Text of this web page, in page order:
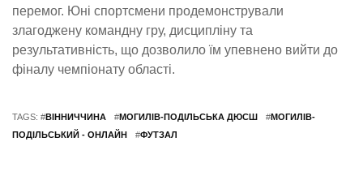
перемог. Юні спортсмени продемонстрували
злагоджену командну гру, дисципліну та
результативність, що дозволило їм упевнено вийти до
фіналу чемпіонату області.
TAGS: #ВІННИЧЧИНА #МОГИЛІВ-ПОДІЛЬСЬКА ДЮСШ #МОГИЛІВ-
ПОДІЛЬСЬКИЙ - ОНЛАЙН
#ФУТЗАЛ